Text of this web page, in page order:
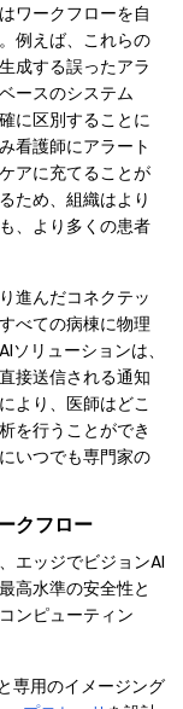
ワークフローを自
例えば、これらの
成する誤ったアラ
ースのシステム
に区別することに
看護師にアラート
アに充てることが
ため、組織はより
、より多くの患者
進んだコネクテッ
べての病棟に物理
リューションは、
接送信される通知
より、医師はどこ
を行うことができ
いつでも専門家の
クフロー
エッジでビジョンAI
高水準の安全性と
ンピューティン
専用のイメージング